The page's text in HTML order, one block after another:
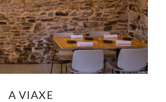
A VIAXE